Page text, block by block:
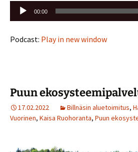
Äänitoistin
00:00
Podcast: Play in new window
Puun
17.02.2022 Billnäsin aluetoimitus,
Vuorinen, Kaisa Ruohoranta, Puun